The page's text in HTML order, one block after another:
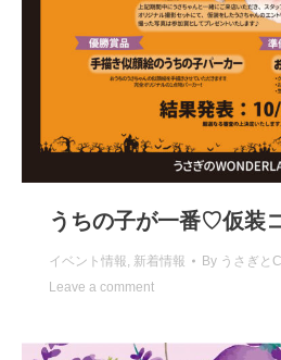
うちの子が一番♡仮装
イベント情報 新着情報 By うさぎと
Leave a comment